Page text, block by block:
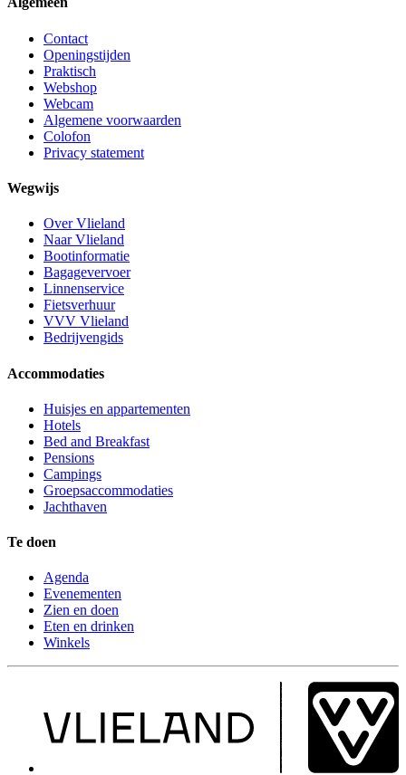
Contact
Openingstijden
Praktisch
Webshop
Webcam
Algemene voorwaarden
Colofon
Privacy statement
Wegwijs
Over Vlieland
Naar Vlieland
Bootinformatie
Bagagevervoer
Linnenservice
Fietsverhuur
VVV Vlieland
Bedrijvengids
Accommodaties
Huisjes en appartementen
Hotels
Bed and Breakfast
Pensions
Campings
Groepsaccommodaties
Jachthaven
Te doen
Agenda
Evenementen
Zien en doen
Eten en drinken
Winkels